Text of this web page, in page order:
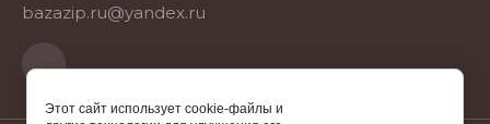
bazazip.ru@yandex.ru
Этот сайт использует cookie-файлы и